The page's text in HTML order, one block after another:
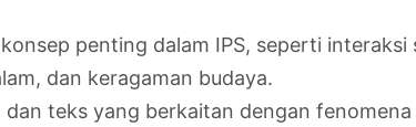
penting dalam IPS, seperti interaksi
dan keragaman budaya.
teks yang berkaitan dengan